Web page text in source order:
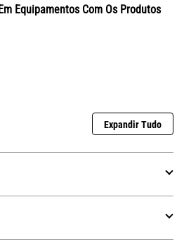
Equipamentos Com Os Produtos
Expandir Tudo